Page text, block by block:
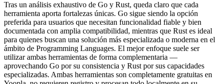
Tras un análisis exhaustivo de Go y Rust, queda claro que cada
herramienta aporta fortalezas únicas. Go sigue siendo la opción
preferida para usuarios que necesitan funcionalidad fiable y bien
documentada con amplia compatibilidad, mientras que Rust es ideal
para quienes buscan una solución más especializada o moderna en el
ámbito de Programming Languages. El mejor enfoque suele ser
utilizar ambas herramientas de forma complementaria —
aprovechando Go por su consistencia y Rust por sus capacidades
especializadas. Ambas herramientas son completamente gratuitas en